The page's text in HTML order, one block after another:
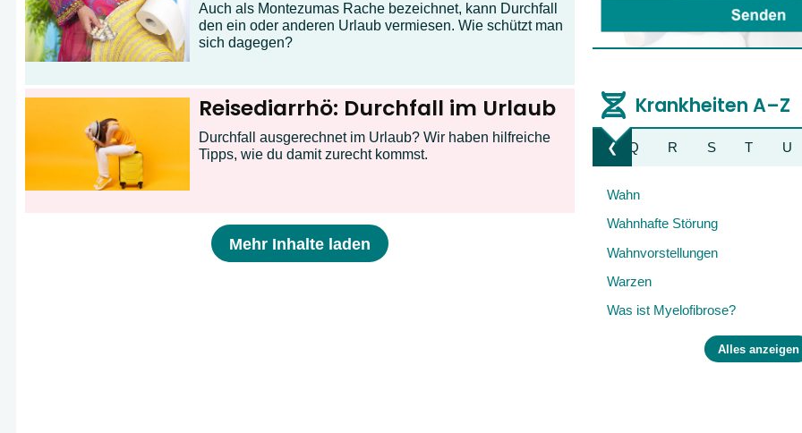
Auch als Montezumas Rache bezeichnet, kann Durchfall
den ein oder anderen Urlaub vermiesen. Wie schützt man
sich dagegen?
Reisediarrhö: Durchfall im Urlaub
Durchfall ausgerechnet im Urlaub? Wir haben hilfreiche
Tipps, wie du damit zurecht kommst.
Mehr Inhalte laden
Krankheiten A–Z
❮Liste nach links bewegen
C D F G H I J K L M N Q R S T U
Wahn
Wahnhafte Störung
Wahnvorstellungen
Warzen
Was ist Myelofibrose?
Alles anzeigen